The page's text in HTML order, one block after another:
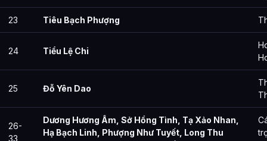
23 Tiêu Bạch Phượng
24 Tiểu Lệ Chi
25 Đỗ Yên Dao
26-
33
Dương Hương Âm, Sở Hồng Tình, Tạ Xảo Nhan,
Hạ Bạch Linh, Phượng Như Tuyết, Long Thu